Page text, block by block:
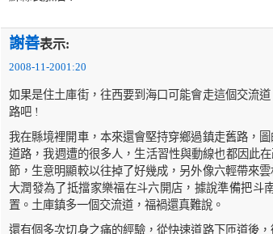
謝善表示:
2008-11-2001:20
如果是住土庫街，往西要到海口可能會走這個交流
路吧 !
我在縣境裡開車，本來還會堅持穿鄉過鎮走舊路，
道路，我週遭的很多人，生活習性與動線也都因此
節，生意明顯較以往掉了好幾成，另外像六輕帶來
大潤發為了抵擋家樂福在斗六開店，據說準備把斗
置。土庫鎮多一個交流道，福禍還真難說。
還有個多次切身之痛的經驗，從快速道路下匝道後